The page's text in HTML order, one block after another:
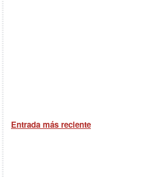
Entrada más reciente